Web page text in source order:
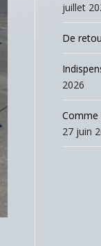
juillet
De
2026
Comme
27 juin